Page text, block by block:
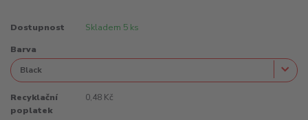
Dostupnost Skladem 5 ks
Barva
Recyklační
poplatek
0,48 Kč